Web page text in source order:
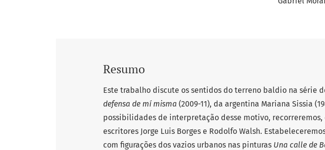
Resumo
Este trabalho discute os sentidos do terreno baldio na série
defensa de mí misma (2009-11), da argentina Mariana Sissia
possibilidades de interpretação desse motivo,
escritores Jorge Luis Borges e Rodolfo Walsh.
com figurações dos vazios urbanos nas pinturas Una calle de